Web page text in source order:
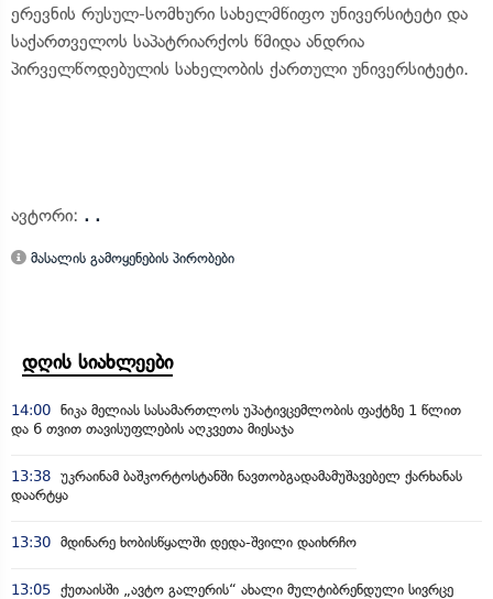
ერევნის რუსულ-სომხური სახელმწიფო უნივერსიტეტი და
საქართველოს საპატრიარქოს წმიდა ანდრია
პირველწოდებულის სახელობის ქართული უნივერსიტეტი.
ავტორი: . .
მასალის გამოყენების პირობები
დღის სიახლეები
14:00 ნიკა მელიას სასამართლოს უპატივცემლობის ფაქტზე 1 წლით
და 6 თვით თავისუფლების აღკვეთა მიესაჯა
13:38 უკრაინამ ბაშკორტოსტანში ნავთობგადამამუშავებელ ქარხანას
დაარტყა
13:30 მდინარე ხობისწყალში დედა-შვილი დაიხრჩო
13:05 ქუთაისში „ავტო გალერის“ ახალი მულტიბრენდული სივრცე